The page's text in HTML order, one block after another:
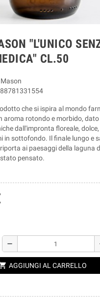
"L'UNICO
CL.50
che si ispira al mondo
aroma rotondo e morbido,
dall'impronta floreale, dolce,
in sottofondo. Il finale lungo e
ai paesaggi della laguna
pensato.
remove
AGGIUNGI AL CARRELLO